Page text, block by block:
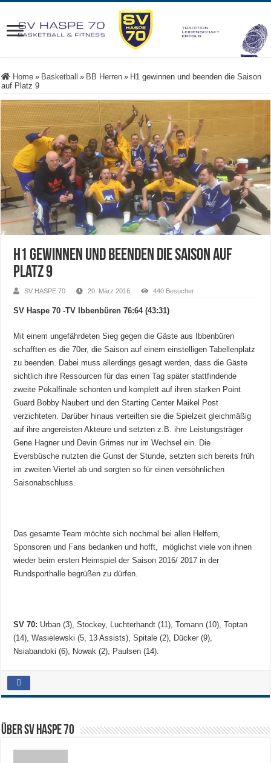
Home » Basketball » BB Herren » H1 gewinnen und beenden die Saison
auf Platz 9
H1 gewinnen und beenden die Saison auf
Platz 9
SV HASPE 70 20. März 2016 440 Besucher
SV Haspe 70 -TV Ibbenbüren 76:64 (43:31)
Mit einem ungefährdeten Sieg gegen die Gäste aus Ibbenbüren
schafften es die 70er, die Saison auf einem einstelligen Tabellenplatz
zu beenden. Dabei muss allerdings gesagt werden, dass die Gäste
sichtlich ihre Ressourcen für das einen Tag später stattfindende
zweite Pokalfinale schonten und komplett auf ihren starken Point
Guard Bobby Naubert und den Starting Center Maikel Post
verzichteten. Darüber hinaus verteilten sie die Spielzeit gleichmäßig
auf ihre angereisten Akteure und setzten z.B. ihre Leistungsträger
Gene Hagner und Devin Grimes nur im Wechsel ein. Die
Eversbüsche nutzten die Gunst der Stunde, setzten sich bereits früh
im zweiten Viertel ab und sorgten so für einen versöhnlichen
Saisonabschluss.
Das gesamte Team möchte sich nochmal bei allen Helfern,
Sponsoren und Fans bedanken und hofft, möglichst viele von ihnen
wieder beim ersten Heimspiel der Saison 2016/ 2017 in der
Rundsporthalle begrüßen zu dürfen.
SV 70: Urban (3), Stockey, Luchterhandt (11), Tomann (10), Toptan
(14), Wasielewski (5, 13 Assists), Spitale (2), Dücker (9),
Nsiabandoki (6), Nowak (2), Paulsen (14).
Über SV HASPE 70